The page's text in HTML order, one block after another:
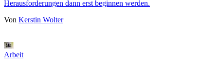
Herausforderungen dann erst beginnen werden.
Von Kerstin Wolter
Arbeit